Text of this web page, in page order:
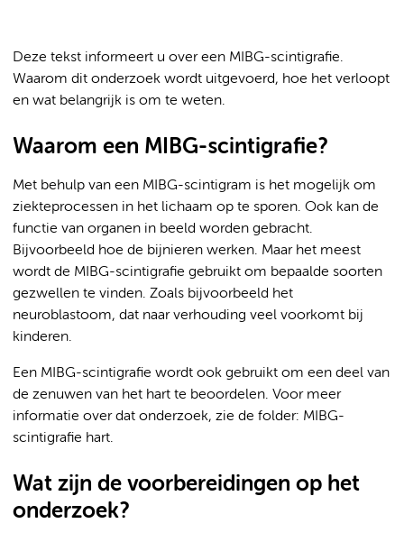
Deze tekst informeert u over een MIBG-scintigrafie.
Waarom dit onderzoek wordt uitgevoerd, hoe het verloopt
en wat belangrijk is om te weten.
Waarom een MIBG-scintigrafie?
Met behulp van een MIBG-scintigram is het mogelijk om
ziekteprocessen in het lichaam op te sporen. Ook kan de
functie van organen in beeld worden gebracht.
Bijvoorbeeld hoe de bijnieren werken. Maar het meest
wordt de MIBG-scintigrafie gebruikt om bepaalde soorten
gezwellen te vinden. Zoals bijvoorbeeld het
neuroblastoom, dat naar verhouding veel voorkomt bij
kinderen.
Een MIBG-scintigrafie wordt ook gebruikt om een deel van
de zenuwen van het hart te beoordelen. Voor meer
informatie over dat onderzoek, zie de folder: MIBG-
scintigrafie hart.
Wat zijn de voorbereidingen op het
onderzoek?